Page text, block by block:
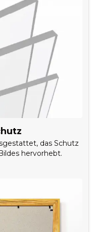
das Schutz
hervorhebt.